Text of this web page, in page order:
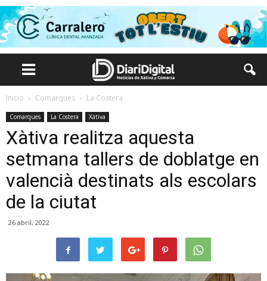
Inicio Comarques La Costera
Comarques La Costera Xàtiva
Xàtiva realitza aquesta
setmana tallers de doblatge en
valencià destinats als escolars
de la ciutat
26 abril, 2022